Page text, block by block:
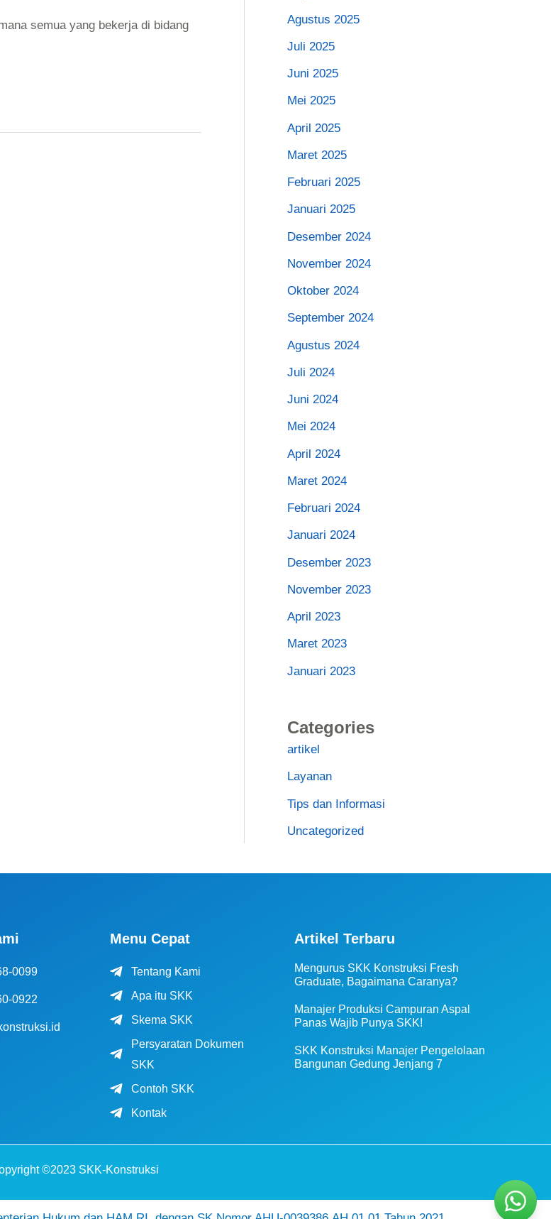
semua yang bekerja di bidang
Agustus 2025
Juli 2025
Juni 2025
Mei 2025
April 2025
Maret 2025
Februari 2025
Januari 2025
Desember 2024
November 2024
Oktober 2024
September 2024
Agustus 2024
Juli 2024
Juni 2024
Mei 2024
April 2024
Maret 2024
Februari 2024
Januari 2024
Desember 2023
November 2023
April 2023
Maret 2023
Januari 2023
Categories
artikel
Layanan
Tips dan Informasi
Uncategorized
0099
0922
Menu Cepat
Tentang Kami
Apa itu SKK
Skema SKK
Persyaratan Dokumen
SKK
Contoh SKK
Kontak
Artikel Terbaru
Mengurus SKK Konstruksi Fresh
Graduate, Bagaimana Caranya?
Manajer Produksi Campuran Aspal
Panas Wajib Punya SKK!
SKK Konstruksi Manajer Pengelolaan
Bangunan Gedung Jenjang 7
©2023 SKK-Konstruksi